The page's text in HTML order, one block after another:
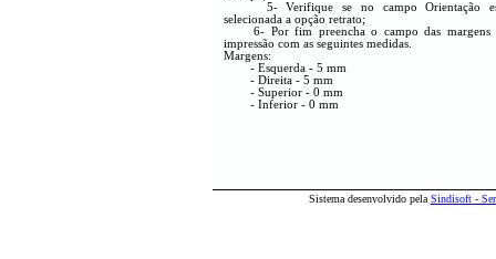
5- Verifique se no campo Orientação
selecionada a opção retrato;
6- Por fim preencha o campo das margens
impressão com as seguintes medidas.
Margens:
- Esquerda - 5 mm
- Direita - 5 mm
- Superior - 0 mm
- Inferior - 0 mm
Sistema desenvolvido pela Sindisoft -